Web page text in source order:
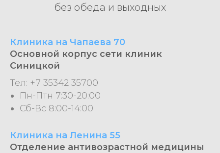
без обеда и выходных
Клиника на Чапаева 70
Основной корпус сети клиник
Синицкой
Тел: +7 35342 35700
Пн-Птн 7:30-20:00
Сб-Вс 8:00-14:00
Клиника на Ленина 55
Отделение антивозрастной медицины